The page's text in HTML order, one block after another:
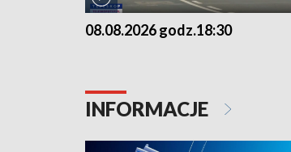
08.08.2026 godz.18:30
INFORMACJE